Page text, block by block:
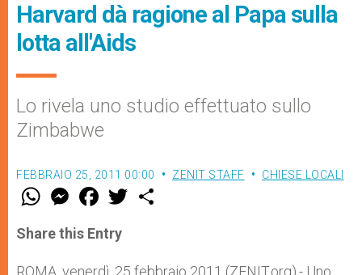
Harvard dà ragione al Papa sulla
lotta all'Aids
Lo rivela uno studio effettuato sullo
Zimbabwe
FEBBRAIO 25, 2011 00:00 ZENIT STAFF CHIESE LOCALI
W
t
s
p
M
e
s
e
g
F
a
e
b
o
w
r
Share this Entry
ROMA, venerdì, 25 febbraio 2011 (ZENIT.org).- Uno